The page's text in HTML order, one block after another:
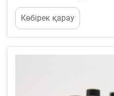
жүйелерінің сапасы мен
маңызды рөл атқарады. Бу
Көбірек қарау